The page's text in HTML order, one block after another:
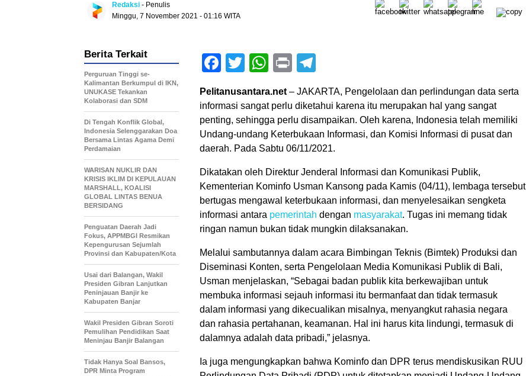
Redaksi - Penulis
Minggu, 7 November 2021 - 01:16 WITA
Facebook
TwitterWhatsApp
Print
Pelitanusantara.net – JAKARTA, Pengelolaan dan perlindungan data serta
informasi sangat perlu diketahui karena itu merupakan hal yang sangat
penting, sehingga perlu disampaikan. Oleh karena, Indonesia telah memiliki
Undang-undang Keterbukaan Informasi, dan Komisi Informasi di pusat dan
daerah. Pada Sabtu 06/11/2021.
Dikatakan oleh Direktur Jenderal Informasi dan Komunikasi Publik,
Kementerian Kominfo Usman Kansong pada Kamis (04/11), lembaga tersebut
bertugas mengawal keterbukaan informasi, dan menyelesaikan sengketa
informasi antara pemerintah dengan masyarakat. Tugas ini memang tidak
ringan namun bukan tidak mungkin dilaksanakan.
Melalui sambutannya dalam acara Bimbingan Teknis (Bimtek) Produksi dan
Diseminasi Konten, serta Pengelolaan Media Komunikasi Publik di Bali,
Usman menjelaskan, “Sebagai badan publik kita berkewajiban untuk
membuka informasi sejauh informasi itu bermanfaat dan tidak termasuk
dalam informasi yang dikecualikan misalnya, menyangkut rahasia negara
dan rahasia pertahanan, keamanan. Hal ini harus kita lindungi, termasuk di
dalamnya adalah data pribadi,” jelasnya.
Ia juga mengungkapkan bahwa Kominfo dan DPR terus mendiskusikan RUU
Berita Terkait
Perguruan Tinggi se-
Kalimantan Berkumpul di IKN,
UNUKASE Tekankan
Kolaborasi dan SDM
Di Tengah Konflik Global,
Indonesia Selenggarakan Doa
Bersama Lintas Agama Demi
Perdamaian
WARISAN NUKLIR DAN
KRISIS IKLIM DI KEPULAUAN
MARSHALL, KOALISI
GLOBAL LINTAS BENUA
BERSIDANG
Penguatan Daerah Jadi
Fokus, APPMBGI Resmikan
Kepengurusan Sejumlah
Provinsi dan Kabupaten/Kota
Usai dari Balangan, Wakil
Presiden Gibran Lanjutkan
Peninjauan Banjir ke
Kabupaten Banjar
Wakil Presiden Gibran Soroti
Pemulihan Pendidikan Saat
Meninjau Banjir Balangan
Tidak Hanya Soal Bansos,
DPR Minta Program